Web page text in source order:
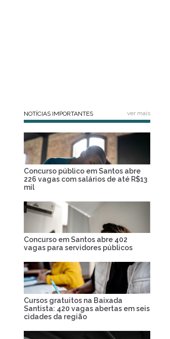
NOTÍCIAS IMPORTANTES ver mais
Concurso público em Santos abre
226 vagas com salários de até R$13
mil
Concurso em Santos abre 402
vagas para servidores públicos
Cursos gratuitos na Baixada
Santista: 420 vagas abertas em seis
cidades da região